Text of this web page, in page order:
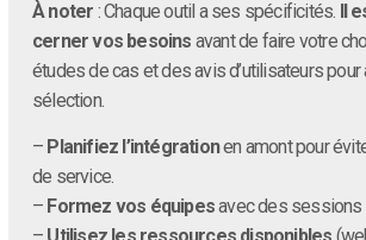
À noter : Chaque outil a ses spécificités. Il
cerner vos besoins avant de faire votre
études de cas et des avis d’utilisateurs
sélection.
– Planifiez l’intégrationen amont pour
de service.
– Formez vos équipesavec des sessions